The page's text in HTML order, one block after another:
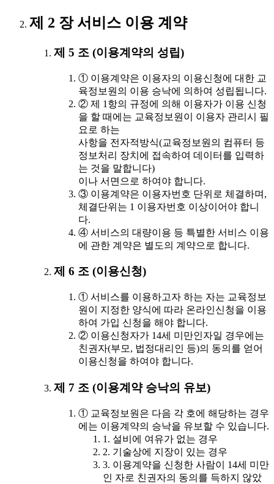
제 2 장 서비스 이용 계약
제 5 조 (이용계약의 성립)
① 이용계약은 이용자의 이용신청에 대한 교
육정보원의 이용 승낙에 의하여 성립됩니다.
② 제 1항의 규정에 의해 이용자가 이용 신청
을 할 때에는 교육정보원이 이용자 관리시 필
요로 하는
사항을 전자적방식(교육정보원의 컴퓨터 등
정보처리 장치에 접속하여 데이터를 입력하
는 것을 말합니다)
이나 서면으로 하여야 합니다.
③ 이용계약은 이용자번호 단위로 체결하며,
체결단위는 1 이용자번호 이상이어야 합니
다.
④ 서비스의 대량이용 등 특별한 서비스 이용
에 관한 계약은 별도의 계약으로 합니다.
제 6 조 (이용신청)
① 서비스를 이용하고자 하는 자는 교육정보
원이 지정한 양식에 따라 온라인신청을 이용
하여 가입 신청을 해야 합니다.
② 이용신청자가 14세 미만인자일 경우에는
친권자(부모, 법정대리인 등)의 동의를 얻어
이용신청을 하여야 합니다.
제 7 조 (이용계약 승낙의 유보)
① 교육정보원은 다음 각 호에 해당하는 경우
에는 이용계약의 승낙을 유보할 수 있습니다.
1. 설비에 여유가 없는 경우
2. 기술상에 지장이 있는 경우
3. 이용계약을 신청한 사람이 14세 미만
인 자로 친권자의 동의를 득하지 않았